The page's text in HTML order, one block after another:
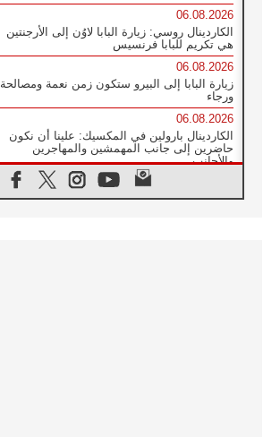
06.08.2026
الكاردينال روسي: زيارة البابا لاوُن إلى الأرجنتين
هي تكريم للبابا فرنسيس
06.08.2026
زيارة البابا إلى البيرو ستكون زمن نعمة ومصالحة
ورجاء
06.08.2026
الكاردينال بارولين في المكسيك: علينا أن نكون
حاضرين إلى جانب المهمشين والمهاجرين
والأجانب
البابا لاوُن الرابع عشر للشباب في أسيزي: